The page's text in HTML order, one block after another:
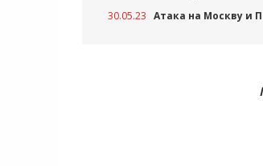
30.05.23 Атака на Москву и